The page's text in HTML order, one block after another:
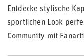
Entdecke stylische
sportlichen Look
Community mit